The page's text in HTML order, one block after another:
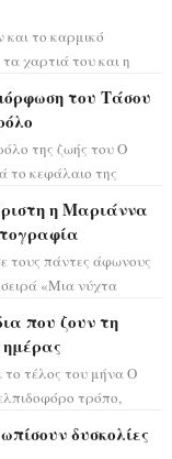
το καρμικό
χαρτιά του και η
του Τάσου
της ζωής του Ο
το κεφάλαιο της
η Μαριάννα
τους πάντες άφωνους
«Μια νύχτα
που ζουν τη
τέλος του μήνα Ο
τρόπο,
δυσκολίες